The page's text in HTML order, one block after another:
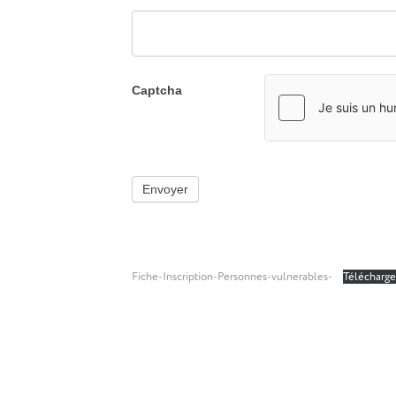
Captcha
Envoyer
Fiche-Inscription-Personnes-vulnerables-